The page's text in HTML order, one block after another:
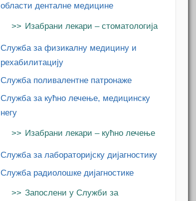
области денталне медицине
Изабрани лекари – стоматологија
Служба за физикалну медицину и
рехабилитацију
Служба поливалентне патронаже
Служба за кућно лечење, медицинску
негу
Изабрани лекари – кућно лечење
Служба за лабораторијску дијагностику
Служба радиолошке дијагностике
Запослени у Служби за